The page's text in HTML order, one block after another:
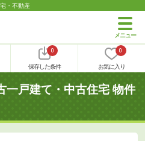
・不動産
0
保存した条件
0
お気に入り
一戸建て・中古住宅 物件